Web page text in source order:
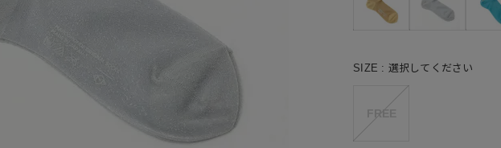
SIZE 選択してください